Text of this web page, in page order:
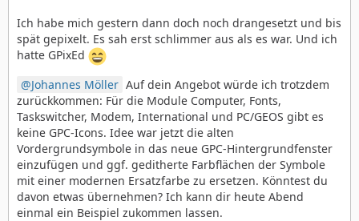
Ich habe mich gestern dann doch noch drangesetzt und bis
spät gepixelt. Es sah erst schlimmer aus als es war. Und ich
hatte GPixEd
Johannes Möller Auf dein Angebot würde ich trotzdem
zurückkommen: Für die Module Computer, Fonts,
Taskswitcher, Modem, International und PC/GEOS gibt es
keine GPC-Icons. Idee war jetzt die alten
Vordergrundsymbole in das neue GPC-Hintergrundfenster
einzufügen und ggf. geditherte Farbflächen der Symbole
mit einer modernen Ersatzfarbe zu ersetzen. Könntest du
davon etwas übernehmen? Ich kann dir heute Abend
einmal ein Beispiel zukommen lassen.